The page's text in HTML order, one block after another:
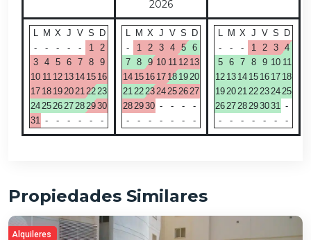
2026
L M X J V S D
-
- - - - 1
2
3
4 5 6 7 8
9
10 11 12 13 14 15 16
17 18 19 20 21 22 23
24 25 26 27 28 2930
31 - - - - - -
L M X J V S D
-
1 2 3 4 5
6
7
8 9 10 11 12 13
14 15 16 17 18 19 20
21 22 23 24 25 26 27
28 2930 - - -
-
-
- - - - - -
L M X J V S D
-
- - 1 2 3
4
5
6 7 8 9 10 11
12 13 14 15 16 17 18
19 20 21 22 23 24 25
26 27 28 293031 -
-
- - - - - -
Propiedades Similares
Alquileres